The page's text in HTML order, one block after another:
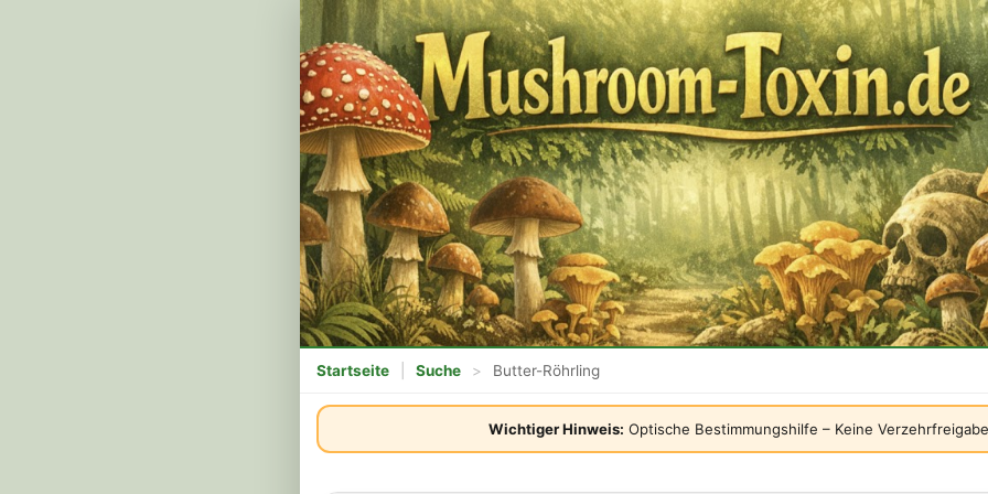
Startseite Suche > Butter-Röhrling
Wichtiger Hinweis: Optische Bestimmungshilfe – Keine